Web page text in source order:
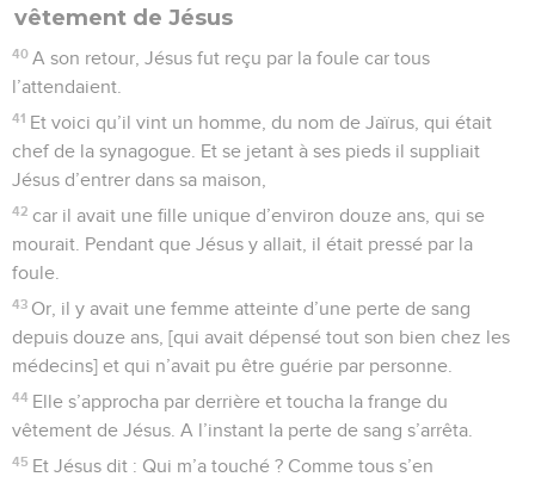
vêtement de Jésus
40 A son retour, Jésus fut reçu par la foule car tous
l’attendaient.
41 Et voici qu’il vint un homme, du nom de Jaïrus, qui était
chef de la synagogue. Et se jetant à ses pieds il suppliait
Jésus d’entrer dans sa maison,
42 car il avait une fille unique d’environ douze ans, qui se
mourait. Pendant que Jésus y allait, il était pressé par la
foule.
43 Or, il y avait une femme atteinte d’une perte de sang
depuis douze ans, [qui avait dépensé tout son bien chez les
médecins] et qui n’avait pu être guérie par personne.
44 Elle s’approcha par derrière et toucha la frange du
vêtement de Jésus. A l’instant la perte de sang s’arrêta.
45 Et Jésus dit : Qui m’a touché ? Comme tous s’en